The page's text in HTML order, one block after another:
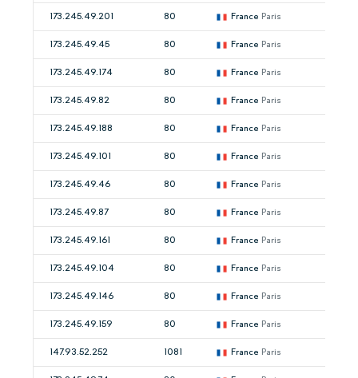
173.245.49.201 80 France Paris
173.245.49.45 80 France Paris
173.245.49.174 80 France Paris
173.245.49.82 80 France Paris
173.245.49.188 80 France Paris
173.245.49.101 80 France Paris
173.245.49.46 80 France Paris
173.245.49.87 80 France Paris
173.245.49.161 80 France Paris
173.245.49.104 80 France Paris
173.245.49.146 80 France Paris
173.245.49.159 80 France Paris
147.93.52.252 1081 France Paris